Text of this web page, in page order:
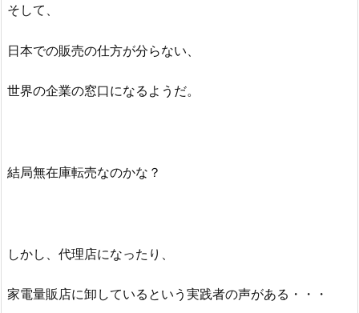
そして、
日本での販売の仕方が分らない、
世界の企業の窓口になるようだ。
結局無在庫転売なのかな？
しかし、代理店になったり、
家電量販店に卸しているという実践者の声がある・・・